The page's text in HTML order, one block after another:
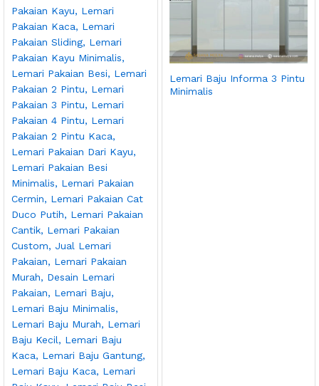
Lemari Baju Informa 3 Pintu
Minimalis